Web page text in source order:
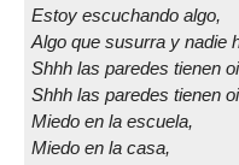
Estoy escuchando algo,
Algo que susurra y nadie
Shhh las paredes tienen
Shhh las paredes tienen
Miedo en la escuela,
Miedo en la casa,